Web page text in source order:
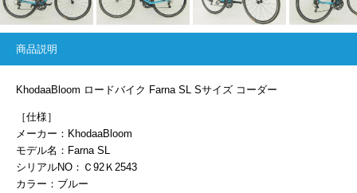
商品説明
KhodaaBloom ロードバイク Farna SL Sサイズ コーダー
［仕様］
メーカー：KhodaaBloom
モデル名：Farna SL
シリアルNO：Ｃ92Ｋ2543
カラー：ブルー